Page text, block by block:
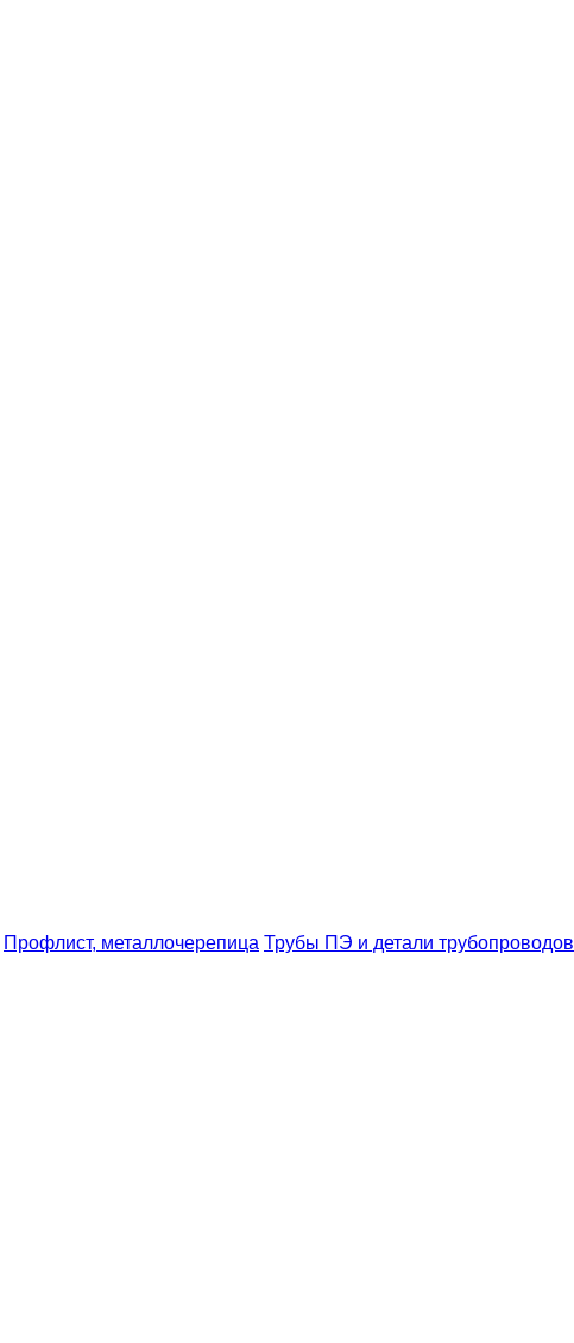
Профлист, металлочерепица Трубы ПЭ и детали трубопроводов